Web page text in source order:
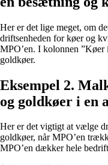
Her er det lige meget, om
driftsenheden for køer og
MPO’en. I kolonnen ”Køer
goldkøer.
Eksempel 2.
og goldkøer i en
Her er det vigtigt at vælge
goldkøer, når MPO’en
MPO’en dækker hele